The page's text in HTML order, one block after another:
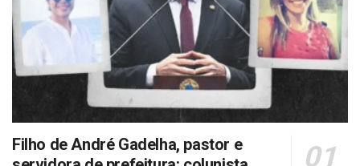
Filho de André Gadelha, pastor e